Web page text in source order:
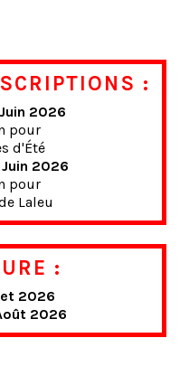
:
2026
pour
d'Été
2026
pour
Laleu
:
2026
2026